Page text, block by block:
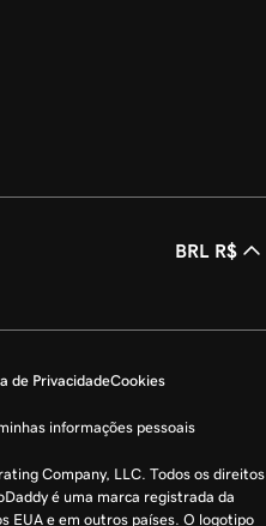
BRL R$
de PrivacidadeCookies
informações pessoais
Company, LLC. Todos os direitos
é uma marca registrada da
EUA e em outros países. O logotipo